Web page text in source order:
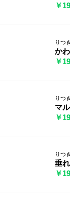
￥
りつき
か
￥
りつき
マ
￥
りつき
垂
￥